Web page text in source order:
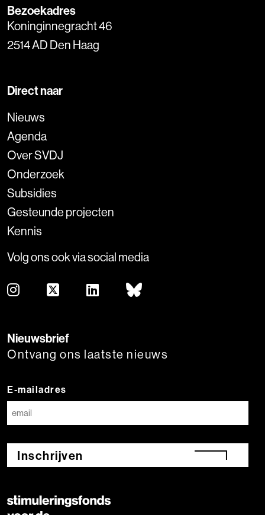
Bezoekadres
Koninginnegracht 46
2514 AD Den Haag
Direct naar
Nieuws
Agenda
Over SVDJ
Onderzoek
Subsidies
Gesteunde projecten
Kennis
Volg ons ook via social media
Nieuwsbrief
Ontvang ons laatste nieuws
E-mailadres
Inschrijven